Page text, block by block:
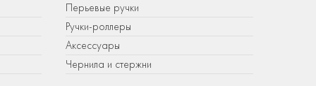
Перьевые ручки
Ручки-роллеры
Аксессуары
Чернила и стержни